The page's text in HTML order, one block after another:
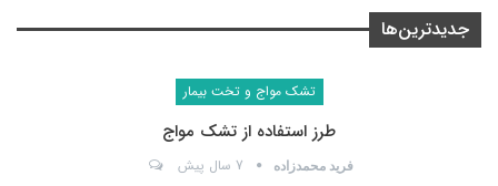
جدیدترین‌ها
تشک مواج و تخت بیمار
طرز استفاده از تشک مواج
فرید محمدزاده 7 سال پیش